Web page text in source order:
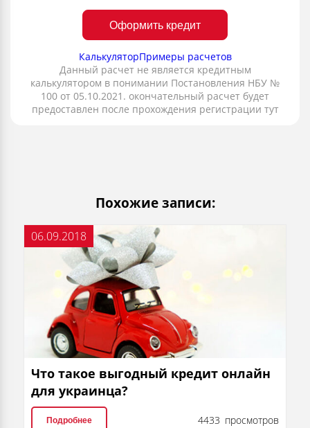
Оформить кредит
КалькуляторПримеры расчетов
Данный расчет не является кредитным
калькулятором в понимании Постановления НБУ №
100 от 05.10.2021. окончательный расчет будет
предоставлен после прохождения регистрации тут
Похожие записи:
06.09.2018
Что такое выгодный кредит онлайн
для украинца?
Подробнее 4433 просмотров